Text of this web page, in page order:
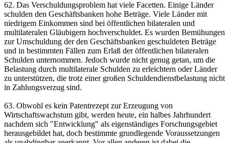
62. Das Verschuldungsproblem hat viele Facetten. Einige Länder
schulden den Geschäftsbanken hohe Beträge. Viele Länder mit
niedrigem Einkommen sind bei öffentlichen bilateralen und
multilateralen Gläubigern hochverschuldet. Es wurden Bemühungen
zur Umschuldung der den Geschäftsbanken geschuldeten Beträge
und in bestimmten Fällen zum Erlaß der öffentlichen bilateralen
Schulden unternommen. Jedoch wurde nicht genug getan, um die
Belastung durch multilaterale Schulden zu erleichtern oder Länder
zu unterstützen, die trotz einer großen Schuldendienstbelastung nicht
in Zahlungsverzug sind.
63. Obwohl es kein Patentrezept zur Erzeugung von
Wirtschaftswachstum gibt, werden heute, ein halbes Jahrhundert
nachdem sich "Entwicklung" als eigenständiges Forschungsgebiet
herausgebildet hat, doch bestimmte grundlegende Voraussetzungen